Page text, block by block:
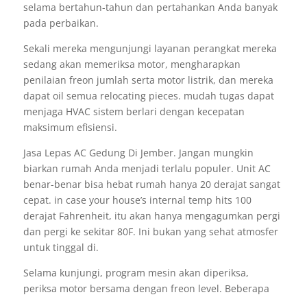
selama bertahun-tahun dan pertahankan Anda banyak
pada perbaikan.
Sekali mereka mengunjungi layanan perangkat mereka
sedang akan memeriksa motor, mengharapkan
penilaian freon jumlah serta motor listrik, dan mereka
dapat oil semua relocating pieces. mudah tugas dapat
menjaga HVAC sistem berlari dengan kecepatan
maksimum efisiensi.
Jasa Lepas AC Gedung Di Jember. Jangan mungkin
biarkan rumah Anda menjadi terlalu populer. Unit AC
benar-benar bisa hebat rumah hanya 20 derajat sangat
cepat. in case your house’s internal temp hits 100
derajat Fahrenheit, itu akan hanya mengagumkan pergi
dan pergi ke sekitar 80F. Ini bukan yang sehat atmosfer
untuk tinggal di.
Selama kunjungi, program mesin akan diperiksa,
periksa motor bersama dengan freon level. Beberapa